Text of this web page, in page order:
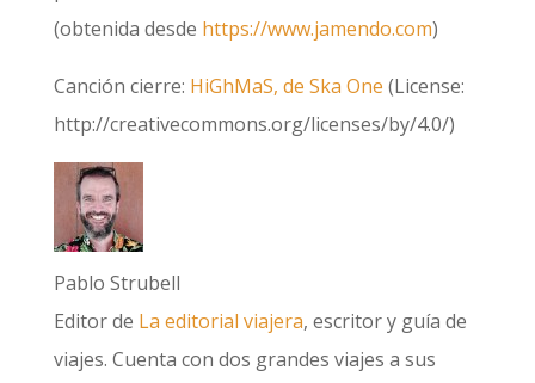
(obtenida desde https://www.jamendo.com)
Canción cierre: HiGhMaS, de Ska One (License:
http://creativecommons.org/licenses/by/4.0/)
Pablo Strubell
Editor de La editorial viajera, escritor y guía de
viajes. Cuenta con dos grandes viajes a sus